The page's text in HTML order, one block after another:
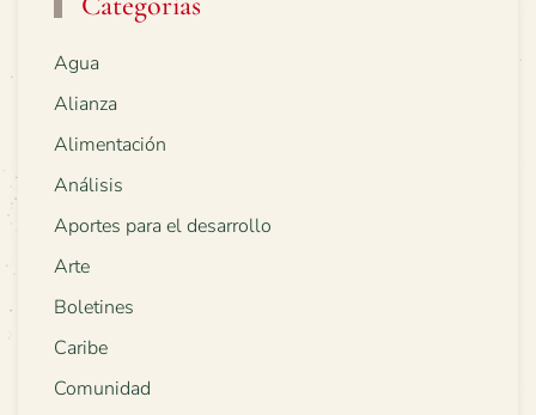
Agua
Alianza
Alimentación
Análisis
Aportes para el desarrollo
Arte
Boletines
Caribe
Comunidad